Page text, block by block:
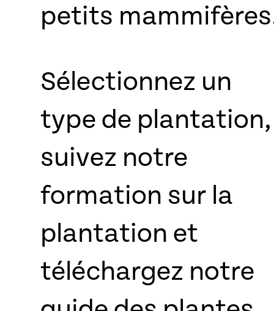
petits
Sélectionnez un
type de plantation,
suivez notre
formation sur la
plantation et
téléchargez notre